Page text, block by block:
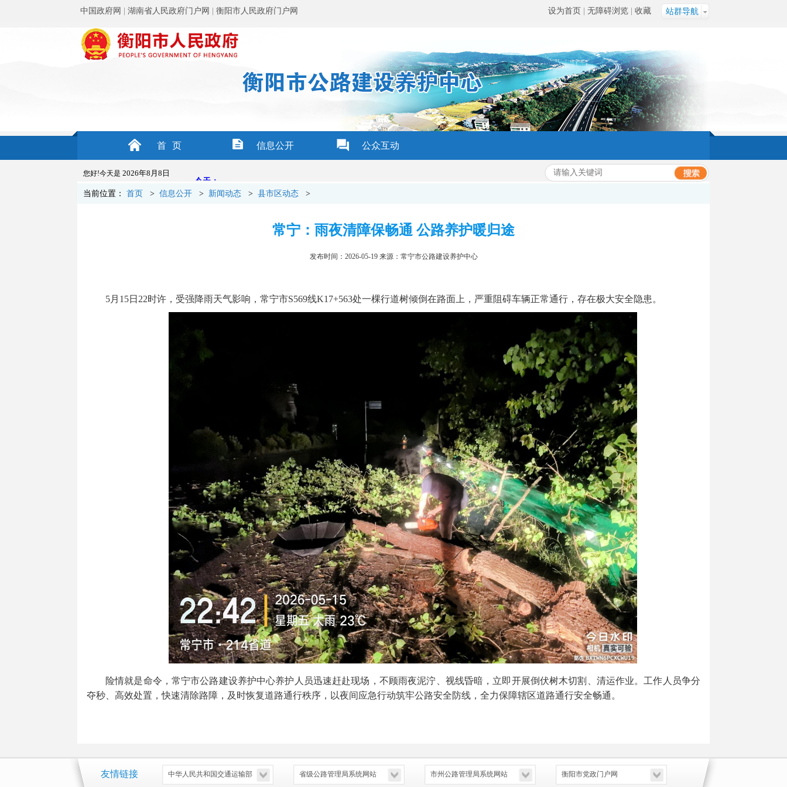
中国政府网 湖南省人民政府门户网 衡阳市人民政府门户网 站群导航
设为首页 无障碍浏览 收藏
首页 信息公开 公众互动
您好!今天是 2026年8月8日
当前位置： 首页 > 信息公开 > 新闻动态 > 县市区动态 >
常宁：雨夜清障保畅通 公路养护暖归途
发布时间：2026-05-19 来源：常宁市公路建设养护中心
5月15日22时许，受强降雨天气影响，常宁市S569线K17+563处一棵行道树倾倒在路面上，严重阻碍车辆正常通行，存在极大安全隐患。
险情就是命令，常宁市公路建设养护中心养护人员迅速赶赴现场，不顾雨夜泥泞、视线昏暗，立即开展倒伏树木切割、清运作业。工作人员争分
夺秒、高效处置，快速清除路障，及时恢复道路通行秩序，以夜间应急行动筑牢公路安全防线，全力保障辖区道路通行安全畅通。
友情链接